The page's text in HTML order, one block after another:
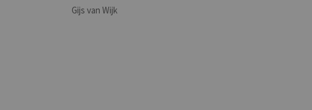
Gijs van Wijk